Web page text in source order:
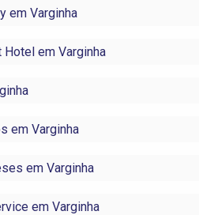
em Varginha
Hotel em Varginha
em Varginha
em Varginha
em Varginha